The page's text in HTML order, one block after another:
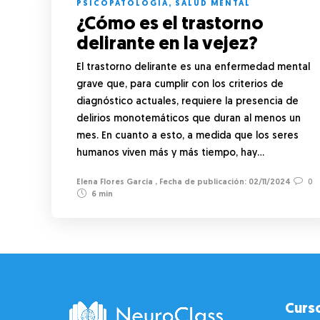
PSICOPATOLOGÍA, SALUD MENTAL
¿Cómo es el trastorno
delirante en la vejez?
El trastorno delirante es una enfermedad mental
grave que, para cumplir con los criterios de
diagnóstico actuales, requiere la presencia de
delirios monotemáticos que duran al menos un
mes. En cuanto a esto, a medida que los seres
humanos viven más y más tiempo, hay…
Elena Flores García , 02/11/2024
0
6 min